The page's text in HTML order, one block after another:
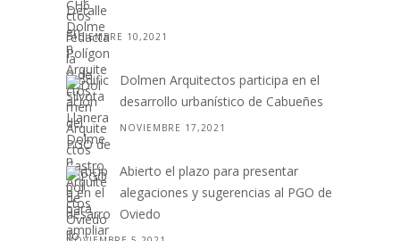
. .
DICIEMBRE 10,2021
Dolmen Arquitectos participa en el
desarrollo urbanístico de Cabueñes
NOVIEMBRE 17,2021
Abierto el plazo para presentar
alegaciones y sugerencias al PGO de
Oviedo